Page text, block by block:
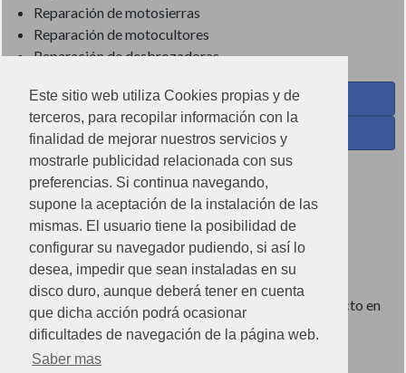
Este sitio web utiliza Cookies propias y de
terceros, para recopilar información con la
finalidad de mejorar nuestros servicios y
mostrarle publicidad relacionada con sus
preferencias. Si continua navegando,
supone la aceptación de la instalación de las
mismas. El usuario tiene la posibilidad de
configurar su navegador pudiendo, si así lo
desea, impedir que sean instaladas en su
disco duro, aunque deberá tener en cuenta
que dicha acción podrá ocasionar
dificultades de navegación de la página web.
Saber mas
Reparación de motosierras
Reparación de motocultores
Reparación de desbrozadoras
Coses de Cuina - Menaje y hogar en Facebook
Ferreteria Torrandell en Facebook
Coses de Cuina en Instagram
Condiciones de uso
Poítica de redes sociales
Política de cookies
Imágenes no contractuales, pueden diferir de producto en
tienda.